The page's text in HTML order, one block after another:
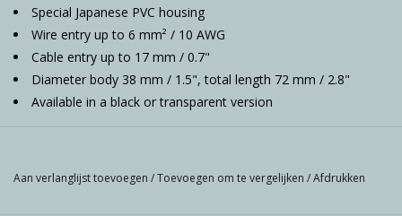
Special Japanese PVC housing
Wire entry up to 6 mm² / 10 AWG
Cable entry up to 17 mm / 0.7"
Diameter body 38 mm / 1.5", total length 72 mm / 2.8"
Available in a black or transparent version
Aan verlanglijst toevoegen /Toevoegen om te vergelijken /Afdrukken